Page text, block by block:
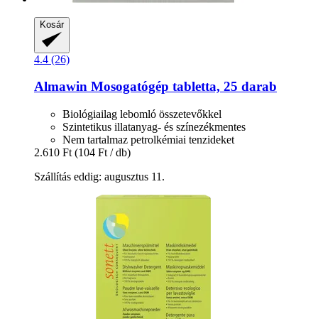
Kosár
4.4 (26)
Almawin Mosogatógép tabletta, 25 darab
Biológiailag lebomló összetevőkkel
Szintetikus illatanyag- és színezékmentes
Nem tartalmaz petrolkémiai tenzideket
2.610 Ft (104 Ft / db)
Szállítás eddig: augusztus 11.